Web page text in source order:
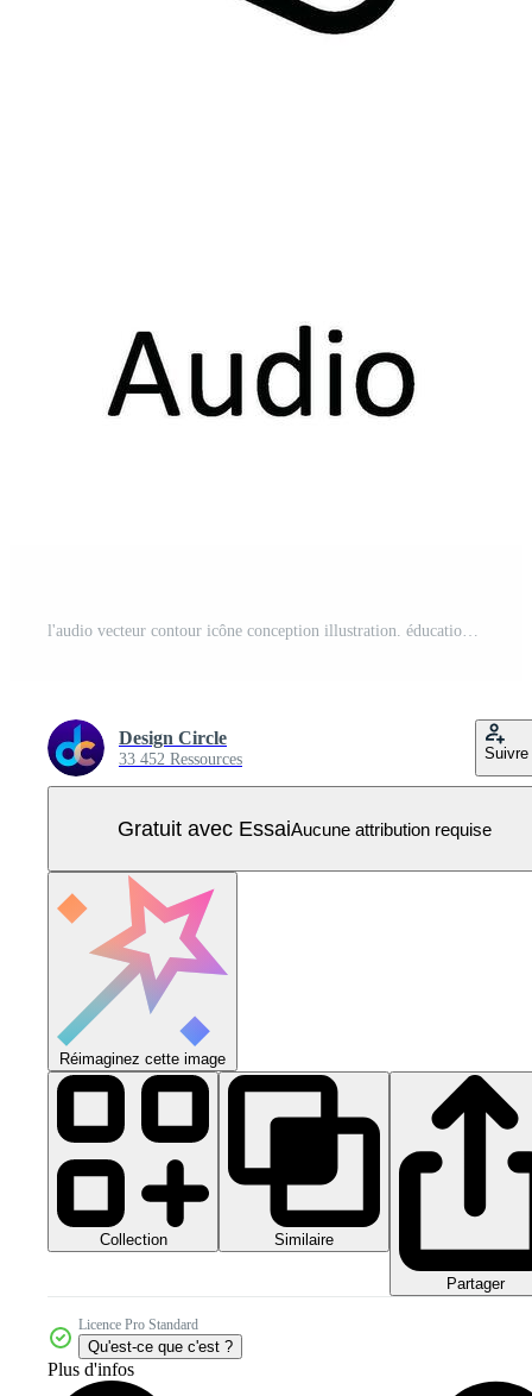
l'audio vecteur contour icône conception illustration. éducation symbole sur blanc Contexte eps dix fichier Vecteur Pro
Design Circle
33 452 Ressources Suivre
Gratuit avec EssaiAucune attribution requise
Réimaginez cette image
Collection Similaire
Partager
Licence Pro Standard
Qu'est-ce que c'est ?
Plus d'infos